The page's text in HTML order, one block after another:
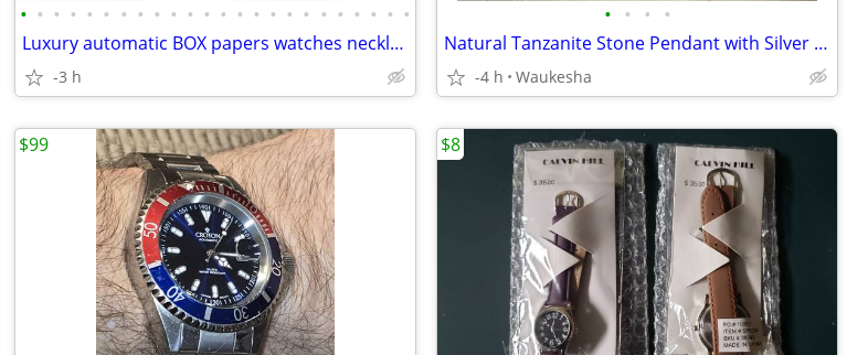
• • • • • • • • • • • • • • • • • • • • • • • •
Luxury automatic BOX papers watches necklace bracelet men women
-3 h
• • • •
Natural Tanzanite Stone Pendant with Silver Necklace, NEW Safi Kalima
-4 h Waukesha
$99 $8